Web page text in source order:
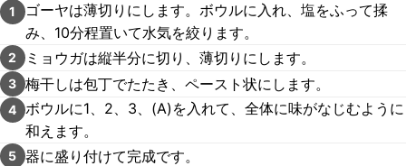
1
ゴーヤは薄切りにします。ボウルに入れ、塩をふって揉
み、10分程置いて水気を絞ります。
2 ミョウガは縦半分に切り、薄切りにします。
3 梅干しは包丁でたたき、ペースト状にします。
4 ボウルに1、2、3、(A)を入れて、全体に味がなじむように
和えます。
5 器に盛り付けて完成です。